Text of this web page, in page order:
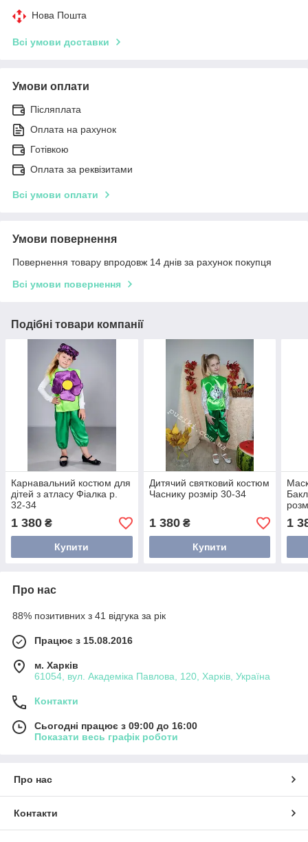
Нова Пошта
Всі умови доставки
Умови оплати
Післяплата
Оплата на рахунок
Готівкою
Оплата за реквізитами
Всі умови оплати
Умови повернення
Повернення товару впродовж 14 днів за рахунок покупця
Всі умови повернення
Подібні товари компанії
Карнавальний костюм для
дітей з атласу Фіалка р.
32-34
1 380 ₴
Купити
Дитячий святковий костюм
Часнику розмір 30-34
1 380₴
Купити
1
Про нас
88% позитивних з 41 відгука за рік
Працює з 15.08.2016
м. Харків
61054, вул. Академіка Павлова, 120, Харків, Україна
Контакти
Сьогодні працює з 09:00 до 16:00
Показати весь графік роботи
Про нас
Контакти